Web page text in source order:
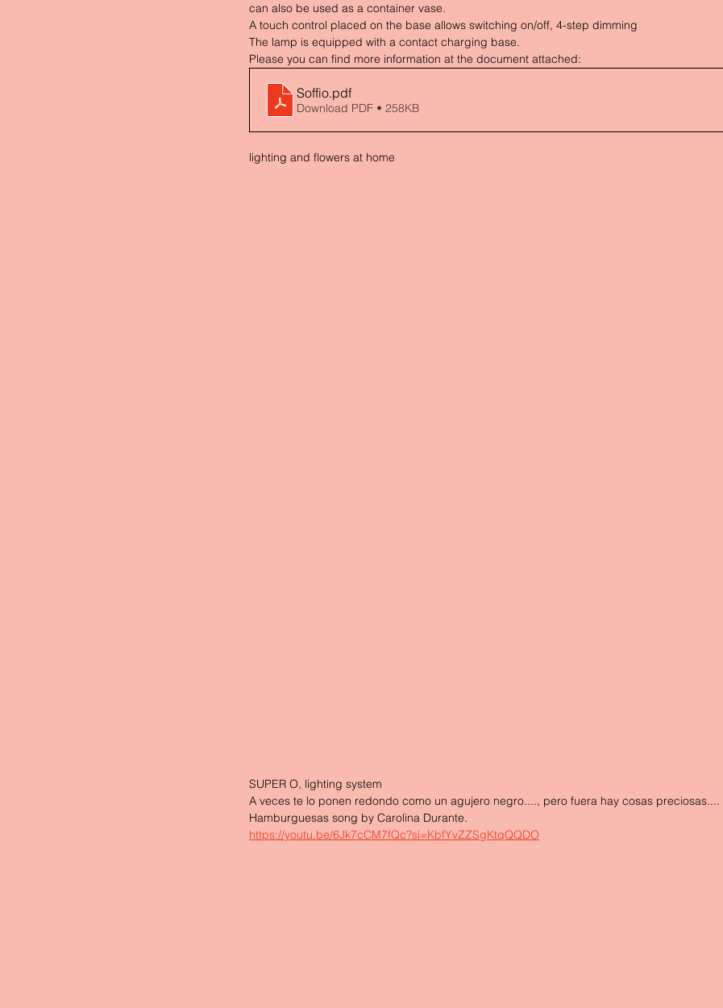
can also be used as a container vase.
A touch control placed on the base allows switching on/off, 4-step dimming
The lamp is equipped with a contact charging base.
Please you can find more information at the document attached:
Soffio.pdf
Download PDF • 258KB
lighting and flowers at home
SUPER O, lighting system
A veces te lo ponen redondo como un agujero negro...., pero fuera hay cosas preciosas....
Hamburguesas song by Carolina Durante.
https://youtu.be/6Jk7cCM7fQc?si=KbfYvZZSgKtqQQDO